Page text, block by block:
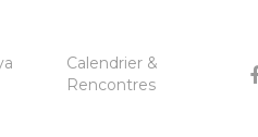
Calendrier &
Rencontres